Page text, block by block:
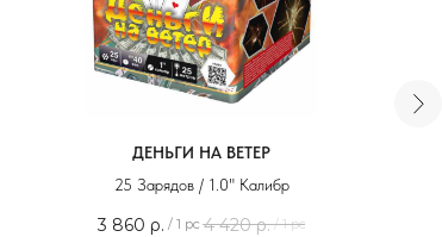
ДЕНЬГИ НА ВЕТЕР
25 Зарядов / 1.0" Калибр
3 860 р. / 1 pc 4 420 р. / 1 pc
ежедневно с 10:00 до 20:00